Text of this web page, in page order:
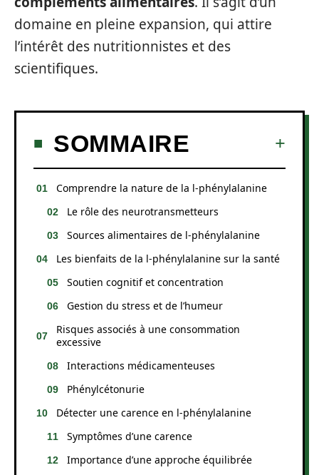
domaine en pleine expansion, qui attire
l’intérêt des nutritionnistes et des
scientifiques.
SOMMAIRE
Comprendre la nature de la l-phénylalanine
Le rôle des neurotransmetteurs
Sources alimentaires de l-phénylalanine
Les bienfaits de la l-phénylalanine sur la santé
Soutien cognitif et concentration
Gestion du stress et de l’humeur
Risques associés à une consommation
excessive
Interactions médicamenteuses
Phénylcétonurie
Détecter une carence en l-phénylalanine
Symptômes d’une carence
Importance d’une approche équilibrée